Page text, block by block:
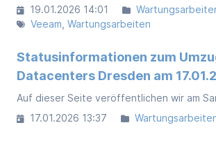
19.01.2026 14:01
Veeam Wartungsarbeiten
Statusinformationen zum
Datacenters Dresden am
17.01.2026 13:37